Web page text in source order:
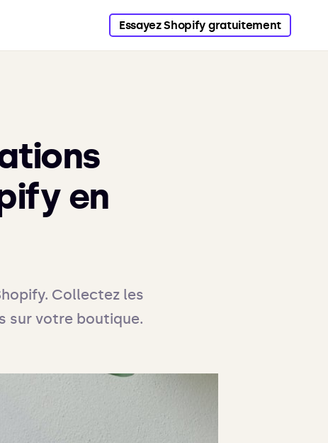
Essayez Shopify gratuitement
en
Collectez les
sur votre boutique.